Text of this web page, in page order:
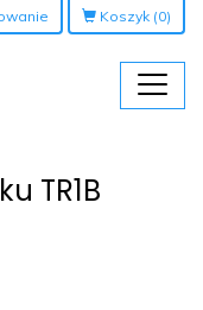
Koszyk (0)
TR1B